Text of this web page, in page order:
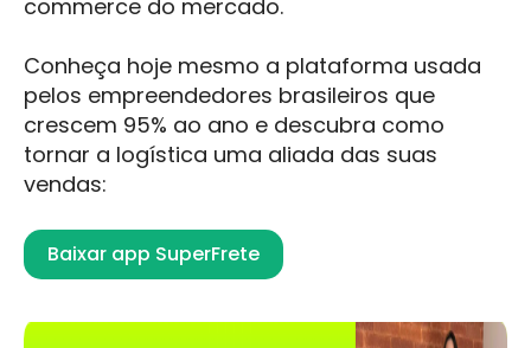
commerce do mercado.
Conheça hoje mesmo a plataforma usada
pelos empreendedores brasileiros que
crescem 95% ao ano e descubra como
tornar a logística uma aliada das suas
vendas:
Baixar app SuperFrete